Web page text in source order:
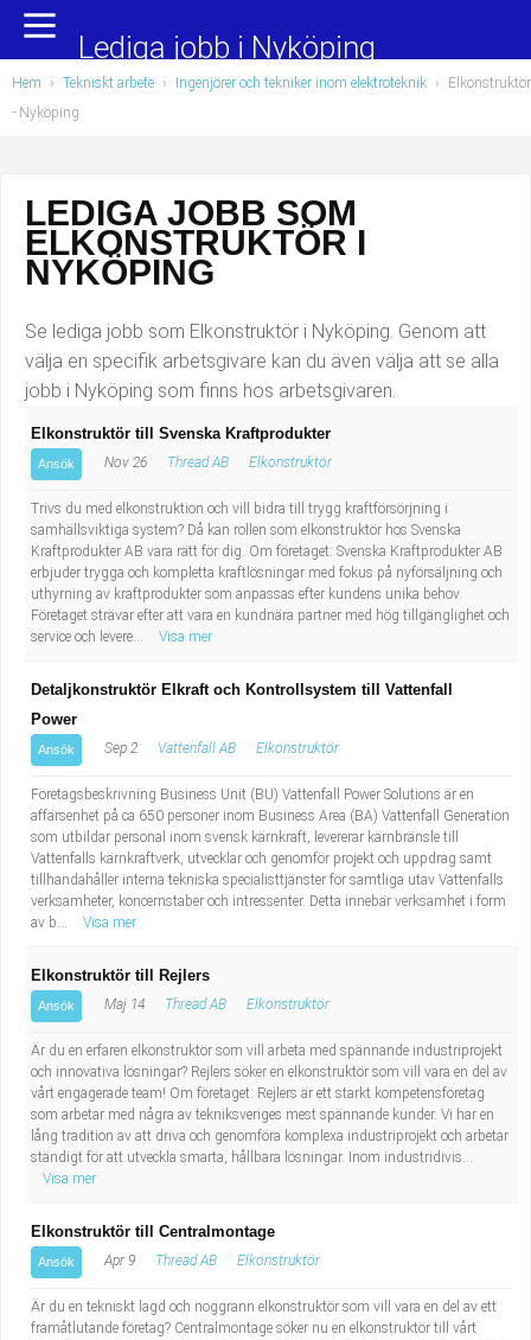
Yrkesområden
Administration, ekonomi, juridik
Chefer och verksamhetsledare
Data/IT
Försäljning, inköp, marknadsföring
Hantverksyrken
Hotell, restaurang, storhushåll
Industriell tillverkning
Installation, drift, underhåll
Kultur, media, design
Militärt arbete
Naturbruk
Naturvetenskapligt arbete
Sanering och renhållning
Socialt arbete
Säkerhetsarbete
Transport
Populära jobb
Undersköterska, hemtjänst och äldreboende
Barnskötare
Lärare i förskola/Förskollärare
Lagerarbetare
Bussförare/Busschaufför
Elevassistent
Behandlingsassistent/Socialpedagog
Tandsköterska
Tidningsbud/Tidningsdistributör
Lärare i fritidshem/Fritidspedagog
Taxiförare/Taxichaufför
Läkarsekreterare/Vårdadmin/Medicinsk
Lastbilsförare m.fl.
Fastighetsskötare
Informatör/Kommunikatör
Brevbärare
Sjuksköterska, grundutbildad
Kock, storhushåll
Lediga jobb i Nyköping
Hem › Tekniskt arbete › Ingenjörer och tekniker inom elektroteknik ›
Elkonstruktör
- Nyköping
LEDIGA JOBB SOM
ELKONSTRUKTÖR I
NYKÖPING
Se lediga jobb som Elkonstruktör i Nyköping. Genom att
välja en specifik arbetsgivare kan du även välja att se alla
jobb i Nyköping som finns hos arbetsgivaren.
Elkonstruktör till Svenska Kraftprodukter
Ansök Nov 26 Thread AB Elkonstruktör
Trivs du med elkonstruktion och vill bidra till trygg kraftförsörjning i
samhällsviktiga system? Då kan rollen som elkonstruktör hos Svenska
Kraftprodukter AB vara rätt för dig. Om företaget: Svenska Kraftprodukter AB
erbjuder trygga och kompletta kraftlösningar med fokus på nyförsäljning och
uthyrning av kraftprodukter som anpassas efter kundens unika behov.
Företaget strävar efter att vara en kundnära partner med hög tillgänglighet och
service och levere...
Visa mer
Detaljkonstruktör Elkraft och Kontrollsystem till Vattenfall
Power
Ansök Sep 2 Vattenfall AB Elkonstruktör
Företagsbeskrivning Business Unit (BU) Vattenfall Power Solutions är en
affärsenhet på ca 650 personer inom Business Area (BA) Vattenfall Generation
som utbildar personal inom svensk kärnkraft, levererar kärnbränsle till
Vattenfalls kärnkraftverk, utvecklar och genomför projekt och uppdrag samt
tillhandahåller interna tekniska specialisttjänster för samtliga utav Vattenfalls
verksamheter, koncernstaber och intressenter. Detta innebär verksamhet i form
av b...
Visa mer
Elkonstruktör till Rejlers
Ansök Maj 14 Thread AB Elkonstruktör
Är du en erfaren elkonstruktör som vill arbeta med spännande industriprojekt
och innovativa lösningar? Rejlers söker en elkonstruktör som vill vara en del av
vårt engagerade team! Om företaget: Rejlers är ett starkt kompetensföretag
som arbetar med några av tekniksveriges mest spännande kunder. Vi har en
lång tradition av att driva och genomföra komplexa industriprojekt och arbetar
ständigt för att utveckla smarta, hållbara lösningar. Inom industridivis...
Visa mer
Elkonstruktör till Centralmontage
Ansök Apr 9 Thread AB Elkonstruktör
Är du en tekniskt lagd och noggrann elkonstruktör som vill vara en del av ett
framåtlutande företag? Centralmontage söker nu en elkonstruktör till vårt